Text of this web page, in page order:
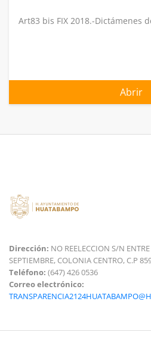
Art83 bis FIX 2018.-Dictámenes
Abrir
Dirección: NO REELECCION S/N
SEPTIEMBRE, COLONIA CENTRO, C.P
Teléfono: (647) 426 0536
Correo electrónico: